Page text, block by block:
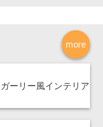
more
ーリー風インテリア